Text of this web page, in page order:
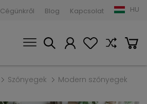
Cégünkről Blog Kapcsolat HU
Szőnyegek Modern szőnyegek